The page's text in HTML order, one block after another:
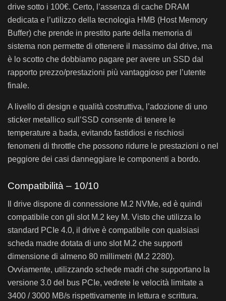
drive sotto i 100€. Certo, l’assenza di cache DRAM
dedicata e l’utilizzo della tecnologia HMB (Host Memory
Buffer) che prende in prestito parte della memoria di
sistema non permette di ottenere il massimo dal drive, ma
è lo scotto che dobbiamo pagare per avere un SSD dal
rapporto prezzo/prestazioni più vantaggioso per l’utente
finale.
A livello di design e qualità costruttiva, l’adozione di uno
sticker metallico sull’SSD consente di tenere le
temperature a bada, evitando fastidiosi e rischiosi
fenomeni di throttle che possono ridurre le prestazioni o nel
peggiore dei casi danneggiare le componenti a bordo.
Compatibilità – 10/10
Il drive dispone di connessione M.2 NVMe, ed è quindi
compatibile con gli slot M.2 key M. Visto che utilizza lo
standard PCIe 4.0, il drive è compatibile con qualsiasi
scheda madre dotata di uno slot M.2 che supporti
dimensione di almeno 80 millimetri (M.2 2280).
Ovviamente, utilizzando schede madri che supportano la
versione 3.0 del bus PCIe, vedrete le velocità limitate a
3400 / 3000 MB/s rispettivamente in lettura e scrittura.